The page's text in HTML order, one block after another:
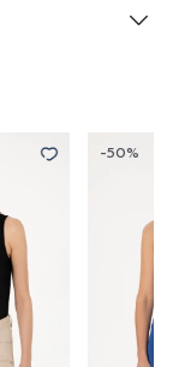
-50%